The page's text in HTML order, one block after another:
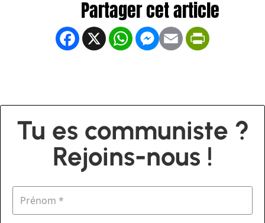
Facebook
X WhatsApp
Messenger
Email
Tu es communiste ?
Rejoins-nous !